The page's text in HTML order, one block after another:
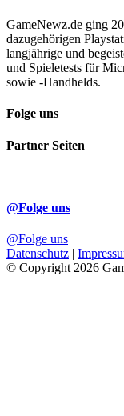
GameNewz.de ging
dazugehörigen
langjährige und
und Spieletests für
sowie -Handhelds.
Folge uns
Partner Seiten
@Folge uns
@Folge uns
Datenschutz |
© Copyright 2026